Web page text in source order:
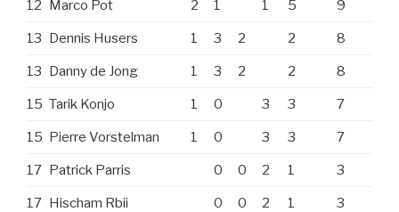
12 Marco Pot 2 1 1 5 9
13 Dennis Husers 1 3 2 2 8
13 Danny de Jong 1 3 2 2 8
15 Tarik Konjo 1 0 3 3 7
15 Pierre Vorstelman 1 0 3 3 7
17 Patrick Parris 0 0 2 1 3
17 Hischam Rbii 0 0 2 1 3